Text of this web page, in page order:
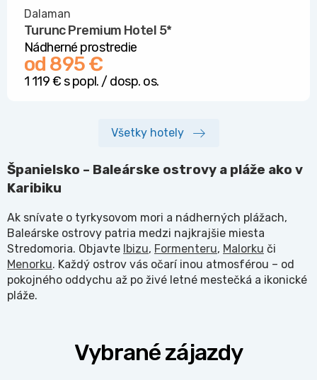
Dalaman
Turunc Premium Hotel 5*
Nádherné prostredie
od 895 €
1 119 € s popl. / dosp. os.
Všetky hotely
Španielsko – Baleárske ostrovy a pláže ako v
Karibiku
Ak snívate o tyrkysovom mori a nádherných plážach,
Baleárske ostrovy patria medzi najkrajšie miesta
Stredomoria. Objavte Ibizu, Formenteru, Malorku či
Menorku. Každý ostrov vás očarí inou atmosférou – od
pokojného oddychu až po živé letné mestečká a ikonické
pláže.
Vybrané zájazdy